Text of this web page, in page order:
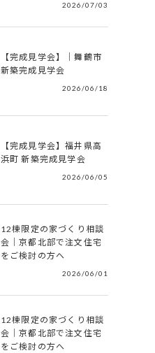
2026/07/03
【完成見学会】｜舞鶴市
新築完成見学会
2026/06/18
【完成見学会】福井県高
浜町 新築完成見学会
2026/06/05
12棟限定の家づくり相談
会｜京都北部で注文住宅
をご検討の方へ
2026/06/01
12棟限定の家づくり相談
会｜京都北部で注文住宅
をご検討の方へ